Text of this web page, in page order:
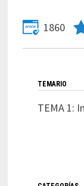
1860
TEMARIO
TEMA 1: